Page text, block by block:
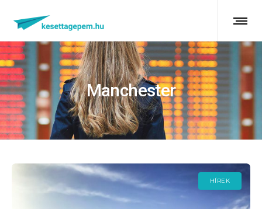
Manchester
HÍREK